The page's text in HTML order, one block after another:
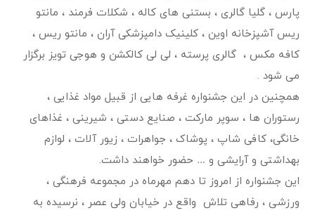
پارس ، گلیا گالری ، بستنی های کاله ، شکلات فرمند ، مانتو
ریس آشپزخانه اوین ، کلینیک دامپزشکی آران ، مانتو ریس ،
کافه مکس ، گالری پرسته ، لی لی کالکشن و هوجی تویز برگزار
می شود .
همچنین در این جشنواره غرفه هایی از قبیل مواد غذایی ،
رستوران ها ، سوپر مارکت ، صنایع دستی ، شیرینی ، غذاهای
خانگی، کافی شاپ ، پوشاک ، جواهرات ، زیور آلات ، لوازم
بهداشتی و آرایشی و … حضور خواهند داشت.
این جشنواره از امروز تا دهم مهرماه در مجموعه فرهنگی ،
ورزشی ، رفاهی تلاش واقع در خیابان ولی عصر ، نرسیده به